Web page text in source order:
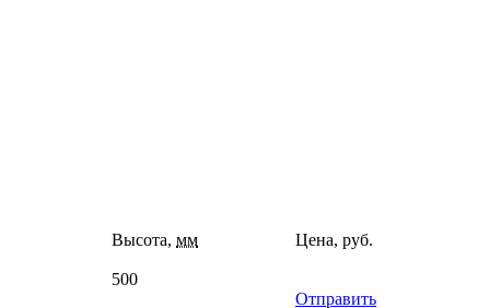
Высота, мм
Цена, руб.
500
Отправить